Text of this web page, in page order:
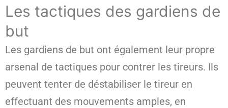
Les tactiques des gardiens de
but
Les gardiens de but ont également leur propre
arsenal de tactiques pour contrer les tireurs. Ils
peuvent tenter de déstabiliser le tireur en
effectuant des mouvements amples, en